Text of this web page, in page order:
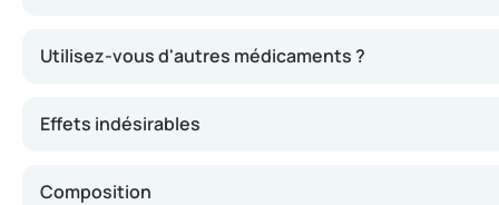
Utilisez-vous d'autres médicaments ?
Effets indésirables
Composition